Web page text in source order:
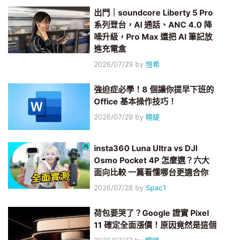
出門｜soundcore Liberty 5 Pro
系列登台，AI 通話、ANC 4.0 降
噪升級，Pro Max 還把 AI 筆記放
進充電盒
2026/07/29 by愷希
強迫症必學！8 個讓你提早下班的
Office 基本操作技巧！
2026/07/29 by 曉緹
insta360 Luna Ultra vs DJI
Osmo Pocket 4P 怎麼選？六大
面向比較 一篇看懂哪台更適合你
2026/07/28 by Spac1
荷包要哭了？Google 證實 Pixel
11 確定全面漲價！原因竟然是這個